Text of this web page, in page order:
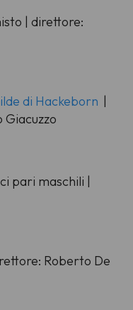
| direttore:
di Hackeborn |
pari maschili |
Roberto De